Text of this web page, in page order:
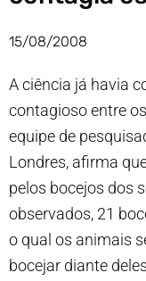
15/08/2008
A ciência já havia
contagioso entre
equipe de
Londres, afirma
pelos bocejos dos
observados, 21
o qual os animais
bocejar diante